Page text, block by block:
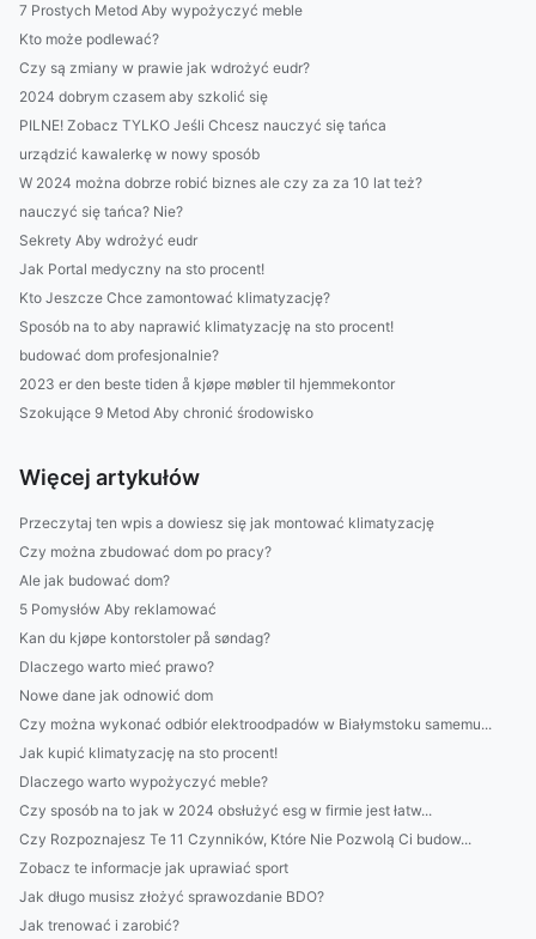
7 Prostych Metod Aby wypożyczyć meble
Kto może podlewać?
Czy są zmiany w prawie jak wdrożyć eudr?
2024 dobrym czasem aby szkolić się
PILNE! Zobacz TYLKO Jeśli Chcesz nauczyć się tańca
urządzić kawalerkę w nowy sposób
W 2024 można dobrze robić biznes ale czy za za 10 lat też?
nauczyć się tańca? Nie?
Sekrety Aby wdrożyć eudr
Jak Portal medyczny na sto procent!
Kto Jeszcze Chce zamontować klimatyzację?
Sposób na to aby naprawić klimatyzację na sto procent!
budować dom profesjonalnie?
2023 er den beste tiden å kjøpe møbler til hjemmekontor
Szokujące 9 Metod Aby chronić środowisko
Więcej artykułów
Przeczytaj ten wpis a dowiesz się jak montować klimatyzację
Czy można zbudować dom po pracy?
Ale jak budować dom?
5 Pomysłów Aby reklamować
Kan du kjøpe kontorstoler på søndag?
Dlaczego warto mieć prawo?
Nowe dane jak odnowić dom
Czy można wykonać odbiór elektroodpadów w Białymstoku samemu...
Jak kupić klimatyzację na sto procent!
Dlaczego warto wypożyczyć meble?
Czy sposób na to jak w 2024 obsłużyć esg w firmie jest łatw...
Czy Rozpoznajesz Te 11 Czynników, Które Nie Pozwolą Ci budow...
Zobacz te informacje jak uprawiać sport
Jak długo musisz złożyć sprawozdanie BDO?
Jak trenować i zarobić?